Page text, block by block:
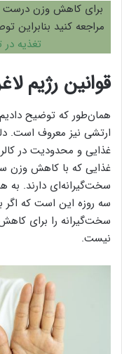
برای کاهش وزن درست
مراجعه کنید بنابراین
تغذیه در
قوانین رژیم
همان‌طور که توضیح
ارتشی نیز معروف است.
غذایی و محدودیت در
غذایی که با کاهش وزن
سخت‌گیرانه‌ای دارند.
سه روزه این است که اگر
سخت‌گیرانه را برای
نیست.